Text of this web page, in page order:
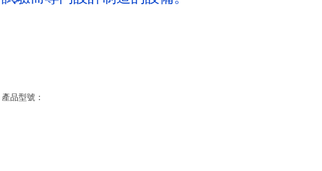
產品型號：